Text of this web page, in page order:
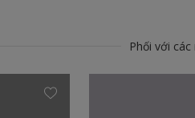
Phối với